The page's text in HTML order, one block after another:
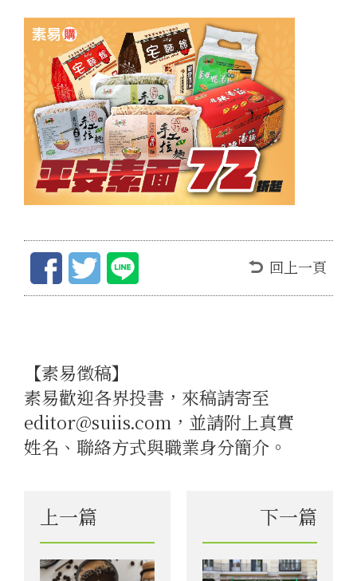
回上一頁
【素易徵稿】
素易歡迎各界投書，來稿請寄至
editor@suiis.com，並請附上真實
姓名、聯絡方式與職業身分簡介。
上一篇 下一篇